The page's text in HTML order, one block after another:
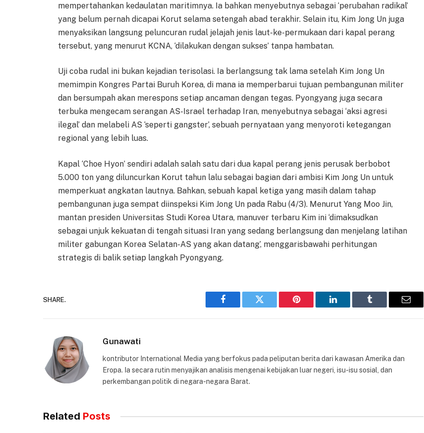
mempertahankan kedaulatan maritimnya. Ia bahkan menyebutnya sebagai ‘perubahan radikal’
yang belum pernah dicapai Korut selama setengah abad terakhir. Selain itu, Kim Jong Un juga
menyaksikan langsung peluncuran rudal jelajah jenis laut-ke-permukaan dari kapal perang
tersebut, yang menurut KCNA, ‘dilakukan dengan sukses’ tanpa hambatan.
Uji coba rudal ini bukan kejadian terisolasi. Ia berlangsung tak lama setelah Kim Jong Un
memimpin Kongres Partai Buruh Korea, di mana ia memperbarui tujuan pembangunan militer
dan bersumpah akan merespons setiap ancaman dengan tegas. Pyongyang juga secara
terbuka mengecam serangan AS-Israel terhadap Iran, menyebutnya sebagai ‘aksi agresi
ilegal’ dan melabeli AS ‘seperti gangster’, sebuah pernyataan yang menyoroti ketegangan
regional yang lebih luas.
Kapal ‘Choe Hyon’ sendiri adalah salah satu dari dua kapal perang jenis perusak berbobot
5.000 ton yang diluncurkan Korut tahun lalu sebagai bagian dari ambisi Kim Jong Un untuk
memperkuat angkatan lautnya. Bahkan, sebuah kapal ketiga yang masih dalam tahap
pembangunan juga sempat diinspeksi Kim Jong Un pada Rabu (4/3). Menurut Yang Moo Jin,
mantan presiden Universitas Studi Korea Utara, manuver terbaru Kim ini ‘dimaksudkan
sebagai unjuk kekuatan di tengah situasi Iran yang sedang berlangsung dan menjelang latihan
militer gabungan Korea Selatan-AS yang akan datang’, menggarisbawahi perhitungan
strategis di balik setiap langkah Pyongyang.
SHARE.
Facebook Twitter Pinterest LinkedIn Tumblr Email
Gunawati
kontributor International Media yang berfokus pada peliputan berita dari kawasan Amerika dan
Eropa. Ia secara rutin menyajikan analisis mengenai kebijakan luar negeri, isu-isu sosial, dan
perkembangan politik di negara-negara Barat.
Related Posts